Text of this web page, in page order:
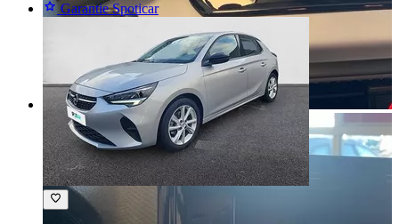
Garantie Spoticar